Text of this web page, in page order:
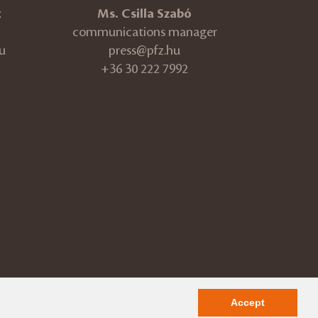
Accept
Ms. Csilla Szabó
communications manager
press@pfz.hu
+36 30 222 7992